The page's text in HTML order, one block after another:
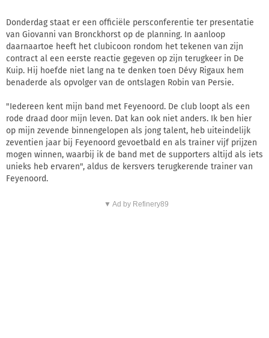
Donderdag staat er een officiële persconferentie ter presentatie
van Giovanni van Bronckhorst op de planning. In aanloop
daarnaartoe heeft het clubicoon rondom het tekenen van zijn
contract al een eerste reactie gegeven op zijn terugkeer in De
Kuip. Hij hoefde niet lang na te denken toen Dévy Rigaux hem
benaderde als opvolger van de ontslagen Robin van Persie.
"Iedereen kent mijn band met Feyenoord. De club loopt als een
rode draad door mijn leven. Dat kan ook niet anders. Ik ben hier
op mijn zevende binnengelopen als jong talent, heb uiteindelijk
zeventien jaar bij Feyenoord gevoetbald en als trainer vijf prijzen
mogen winnen, waarbij ik de band met de supporters altijd als iets
unieks heb ervaren", aldus de kersvers terugkerende trainer van
Feyenoord.
▼ Ad by Refinery89